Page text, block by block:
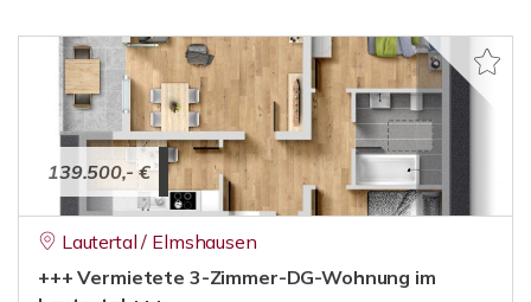
139.500,- €
Lautertal / Elmshausen
+++ Vermietete 3-Zimmer-DG-Wohnung im